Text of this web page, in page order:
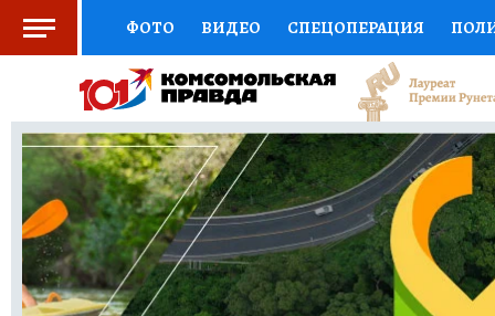
ФОТО ВИДЕО СПЕЦОПЕРАЦИЯ
СОЦПОДДЕРЖКА НАУКА АФИША
ВЫБОР ЭКСПЕРТОВ ДОКТОР
КНИЖНАЯ ПОЛКА ПРОГНОЗЫ НА СПОРТ
ПРЕСС-ЦЕНТР НЕДВИЖИМОСТЬ
РАДИО КП РЕКЛАМА ТЕСТЫ НОВОЕ